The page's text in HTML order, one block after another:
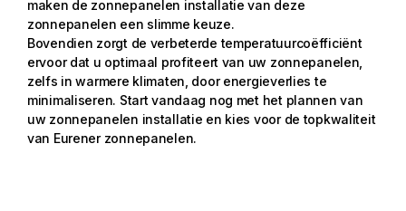
maken de zonnepanelen installatie van deze
zonnepanelen een slimme keuze.
Bovendien zorgt de verbeterde temperatuurcoëfficiënt
ervoor dat u optimaal profiteert van uw zonnepanelen,
zelfs in warmere klimaten, door energieverlies te
minimaliseren. Start vandaag nog met het plannen van
uw zonnepanelen installatie en kies voor de topkwaliteit
van Eurener zonnepanelen.